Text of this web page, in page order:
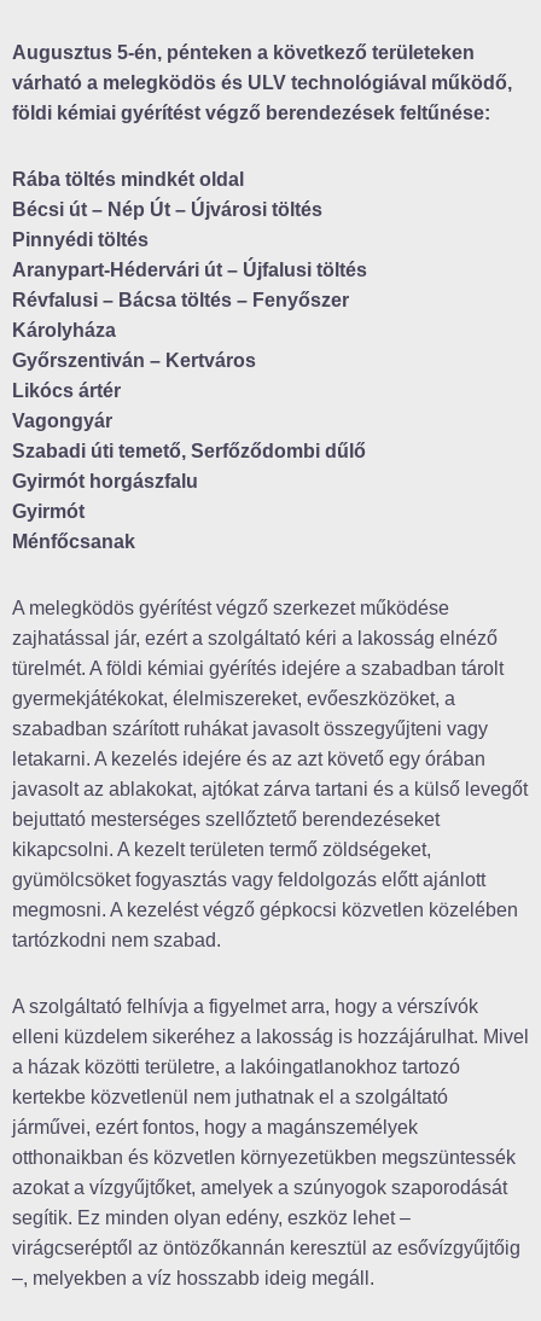
Augusztus 5-én, pénteken a következő területeken
várható a melegködös és ULV technológiával működő,
földi kémiai gyérítést végző berendezések feltűnése:
Rába töltés mindkét oldal
Bécsi út – Nép Út – Újvárosi töltés
Pinnyédi töltés
Aranypart-Hédervári út – Újfalusi töltés
Révfalusi – Bácsa töltés – Fenyőszer
Károlyháza
Győrszentiván – Kertváros
Likócs ártér
Vagongyár
Szabadi úti temető, Serfőződombi dűlő
Gyirmót horgászfalu
Gyirmót
Ménfőcsanak
A melegködös gyérítést végző szerkezet működése
zajhatással jár, ezért a szolgáltató kéri a lakosság elnéző
türelmét. A földi kémiai gyérítés idejére a szabadban tárolt
gyermekjátékokat, élelmiszereket, evőeszközöket, a
szabadban szárított ruhákat javasolt összegyűjteni vagy
letakarni. A kezelés idejére és az azt követő egy órában
javasolt az ablakokat, ajtókat zárva tartani és a külső levegőt
bejuttató mesterséges szellőztető berendezéseket
kikapcsolni. A kezelt területen termő zöldségeket,
gyümölcsöket fogyasztás vagy feldolgozás előtt ajánlott
megmosni. A kezelést végző gépkocsi közvetlen közelében
tartózkodni nem szabad.
A szolgáltató felhívja a figyelmet arra, hogy a vérszívók
elleni küzdelem sikeréhez a lakosság is hozzájárulhat. Mivel
a házak közötti területre, a lakóingatlanokhoz tartozó
kertekbe közvetlenül nem juthatnak el a szolgáltató
járművei, ezért fontos, hogy a magánszemélyek
otthonaikban és közvetlen környezetükben megszüntessék
azokat a vízgyűjtőket, amelyek a szúnyogok szaporodását
segítik. Ez minden olyan edény, eszköz lehet –
virágcseréptől az öntözőkannán keresztül az esővízgyűjtőig
–, melyekben a víz hosszabb ideig megáll.